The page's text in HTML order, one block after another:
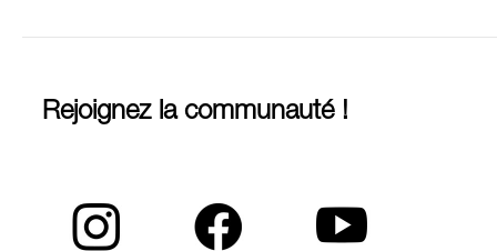
Rejoignez la communauté !